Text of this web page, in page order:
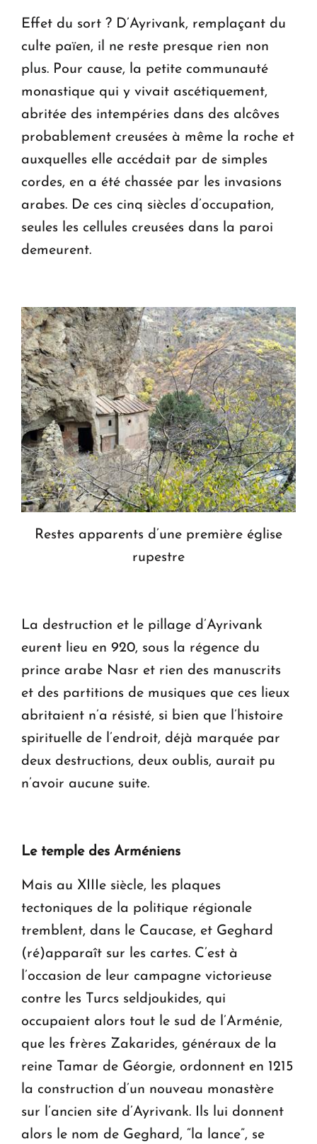
Effet du sort ? D’Ayrivank, remplaçant du
culte païen, il ne reste presque rien non
plus. Pour cause, la petite communauté
monastique qui y vivait ascétiquement,
abritée des intempéries dans des alcôves
probablement creusées à même la roche et
auxquelles elle accédait par de simples
cordes, en a été chassée par les invasions
arabes. De ces cinq siècles d’occupation,
seules les cellules creusées dans la paroi
demeurent.
Restes apparents d’une première église
rupestre
La destruction et le pillage d’Ayrivank
eurent lieu en 920, sous la régence du
prince arabe Nasr et rien des manuscrits
et des partitions de musiques que ces lieux
abritaient n’a résisté, si bien que l’histoire
spirituelle de l’endroit, déjà marquée par
deux destructions, deux oublis, aurait pu
n’avoir aucune suite.
Le temple des Arméniens
Mais au XIIIe siècle, les plaques
tectoniques de la politique régionale
tremblent, dans le Caucase, et Geghard
(ré)apparaît sur les cartes. C’est à
l’occasion de leur campagne victorieuse
contre les Turcs seldjoukides, qui
occupaient alors tout le sud de l’Arménie,
que les frères Zakarides, généraux de la
reine Tamar de Géorgie, ordonnent en 1215
la construction d’un nouveau monastère
sur l’ancien site d’Ayrivank. Ils lui donnent
alors le nom de Geghard, “la lance”, se